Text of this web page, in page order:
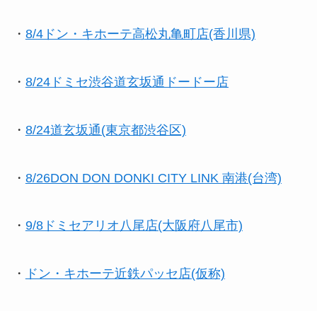
・ 8/4ドン・キホーテ高松丸亀町店(香川県)
・ 8/24ドミセ渋谷道玄坂通ドードー店
・ 8/24道玄坂通(東京都渋谷区)
・ 8/26DON DON DONKI CITY LINK 南港(台湾)
・ 9/8ドミセアリオ八尾店(大阪府八尾市)
・ ドン・キホーテ近鉄パッセ店(仮称)